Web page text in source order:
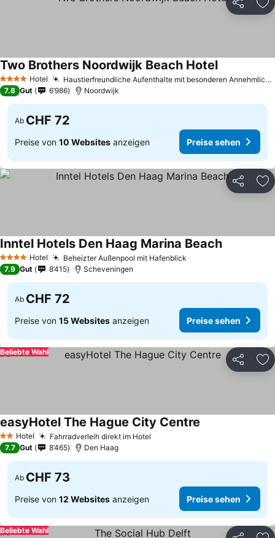
Teilen
4 Sterne Hotel Haustierfreundliche Aufenthalte mit besonderen Annehmlichkeiten
Two Brothers Noordwijk Beach HotelPreise sehen
7.8 Gut 6’986 Noordwijk
Ab CHF 72
Preise von 10 Websites anzeigen Preise sehen
Teilen
4 Sterne Hotel Beheizter Außenpool mit Hafenblick
Inntel Hotels Den Haag Marina BeachPreise
7.9 Gut 8’415 Scheveningen
Ab CHF 72
Preise von 15 Websites anzeigen Preise sehen
Teilen
Beliebte Wahl
2 Sterne
Hotel Fahrradverleih direkt im Hotel
easyHotel The Hague City Centre
7.7 Gut 8’465 Den Haag
Ab CHF 73
Preise von 12 Websites anzeigen Preise sehen
Beliebte Wahl